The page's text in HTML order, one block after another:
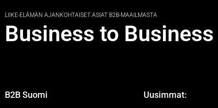
LIIKE-ELÄMÄN AJANKOHTAISET ASIAT B2B-MAAILMASTA
Business to Business
B2B Suomi Uusimmat: